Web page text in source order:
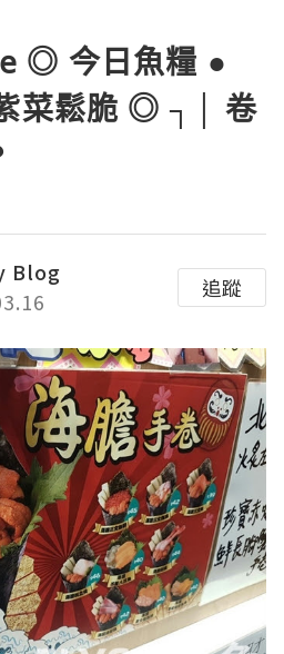
◎ 今日魚糧 ●
菜鬆脆 ◎ ┐│ 卷
Blog
追蹤